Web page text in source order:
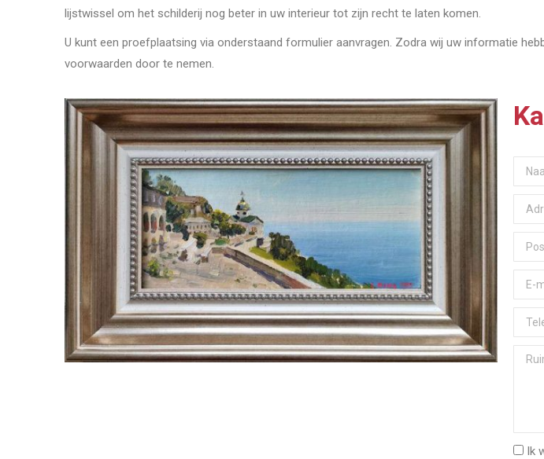
lijstwissel om het schilderij nog beter in uw interieur tot zijn recht te laten komen.
U kunt een proefplaatsing via onderstaand formulier aanvragen. Zodra wij uw informatie
voorwaarden door te nemen.
Ik